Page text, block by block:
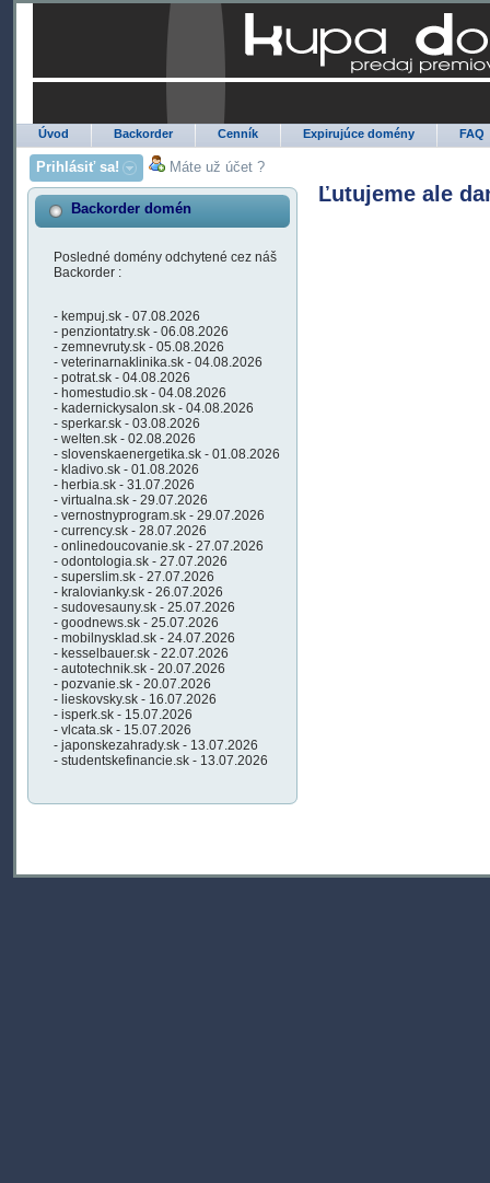
Úvod Backorder Cenník Expirujúce domény FAQ
Prihlásiť sa! Máte už účet ?
Backorder domén
Posledné domény odchytené cez náš
Backorder :
- kempuj.sk - 07.08.2026
- penziontatry.sk - 06.08.2026
- zemnevruty.sk - 05.08.2026
- veterinarnaklinika.sk - 04.08.2026
- potrat.sk - 04.08.2026
- homestudio.sk - 04.08.2026
- kadernickysalon.sk - 04.08.2026
- sperkar.sk - 03.08.2026
- welten.sk - 02.08.2026
- slovenskaenergetika.sk - 01.08.2026
- kladivo.sk - 01.08.2026
- herbia.sk - 31.07.2026
- virtualna.sk - 29.07.2026
- vernostnyprogram.sk - 29.07.2026
- currency.sk - 28.07.2026
- onlinedoucovanie.sk - 27.07.2026
- odontologia.sk - 27.07.2026
- superslim.sk - 27.07.2026
- kralovianky.sk - 26.07.2026
- sudovesauny.sk - 25.07.2026
- goodnews.sk - 25.07.2026
- mobilnysklad.sk - 24.07.2026
- kesselbauer.sk - 22.07.2026
- autotechnik.sk - 20.07.2026
- pozvanie.sk - 20.07.2026
- lieskovsky.sk - 16.07.2026
- isperk.sk - 15.07.2026
- vlcata.sk - 15.07.2026
- japonskezahrady.sk - 13.07.2026
- studentskefinancie.sk - 13.07.2026
Ľutujeme ale